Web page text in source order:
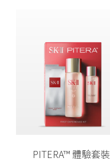
PITERA™ 體驗套裝